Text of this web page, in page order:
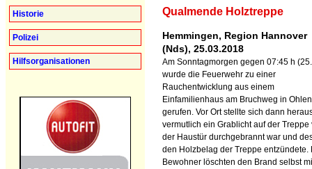
Historie
Polizei
Hilfsorganisationen
Qualmende Holztreppe
Hemmingen, Region Hannover
(Nds), 25.03.2018
Am Sonntagmorgen gegen 07:45 h
wurde die Feuerwehr zu einer
Rauchentwicklung aus einem
Einfamilienhaus am Bruchweg in
gerufen. Vor Ort stellte sich dann
vermutlich ein Grablicht auf der Treppe
der Haustür durchgebrannt war und
den Holzbelag der Treppe entzündete.
Bewohner löschten den Brand selbst